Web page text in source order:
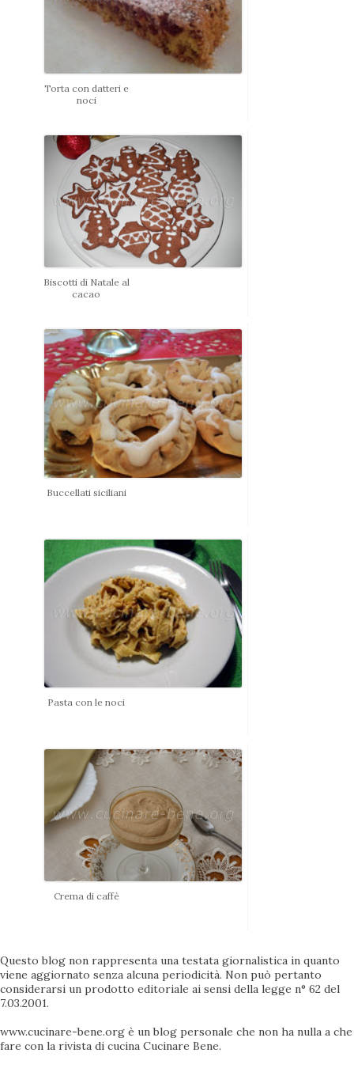
Torta con datteri e
noci
Biscotti di Natale al
cacao
Buccellati siciliani
Pasta con le noci
Crema di caffè
Questo blog non rappresenta una testata giornalistica in quanto
viene aggiornato senza alcuna periodicità. Non può pertanto
considerarsi un prodotto editoriale ai sensi della legge n° 62 del
7.03.2001.
www.cucinare-bene.org è un blog personale che non ha nulla a che
fare con la rivista di cucina Cucinare Bene.